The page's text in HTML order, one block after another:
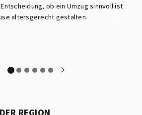
ob ein Umzug sinnvoll ist
altersgerecht gestalten.